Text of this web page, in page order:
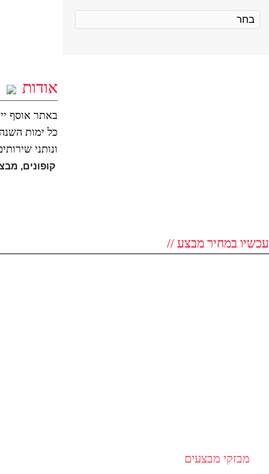
אודות
באתר אוסף
כל ימות
ונותני
קופונים,
עכשיו במחיר מבצע //
מבזקי מבצעים